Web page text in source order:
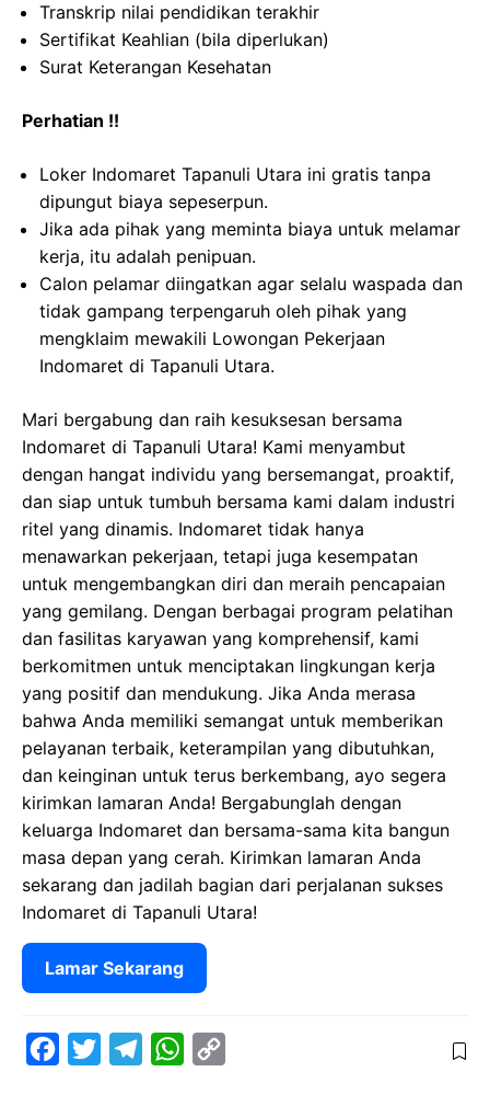
Transkrip nilai pendidikan terakhir
Sertifikat Keahlian (bila diperlukan)
Surat Keterangan Kesehatan
Perhatian !!
Loker Indomaret Tapanuli Utara ini gratis tanpa
dipungut biaya sepeserpun.
Jika ada pihak yang meminta biaya untuk melamar
kerja, itu adalah penipuan.
Calon pelamar diingatkan agar selalu waspada dan
tidak gampang terpengaruh oleh pihak yang
mengklaim mewakili Lowongan Pekerjaan
Indomaret di Tapanuli Utara.
Mari bergabung dan raih kesuksesan bersama
Indomaret di Tapanuli Utara! Kami menyambut
dengan hangat individu yang bersemangat, proaktif,
dan siap untuk tumbuh bersama kami dalam industri
ritel yang dinamis. Indomaret tidak hanya
menawarkan pekerjaan, tetapi juga kesempatan
untuk mengembangkan diri dan meraih pencapaian
yang gemilang. Dengan berbagai program pelatihan
dan fasilitas karyawan yang komprehensif, kami
berkomitmen untuk menciptakan lingkungan kerja
yang positif dan mendukung. Jika Anda merasa
bahwa Anda memiliki semangat untuk memberikan
pelayanan terbaik, keterampilan yang dibutuhkan,
dan keinginan untuk terus berkembang, ayo segera
kirimkan lamaran Anda! Bergabunglah dengan
keluarga Indomaret dan bersama-sama kita bangun
masa depan yang cerah. Kirimkan lamaran Anda
sekarang dan jadilah bagian dari perjalanan sukses
Indomaret di Tapanuli Utara!
Lamar Sekarang
W